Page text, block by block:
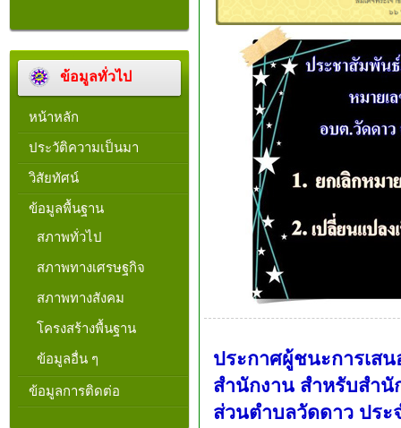
ข้อมูลทั่วไป
หน้าหลัก
ประวัติความเป็นมา
วิสัยทัศน์
ข้อมูลพื้นฐาน
สภาพทั่วไป
สภาพทางเศรษฐกิจ
สภาพทางสังคม
โครงสร้างพื้นฐาน
ข้อมูลอื่น ๆ
ข้อมูลการติดต่อ
ประกาศผู้ชนะการเส
สำนักงาน สำหรับสำนั
ส่วนตำบลวัดดาว ปร